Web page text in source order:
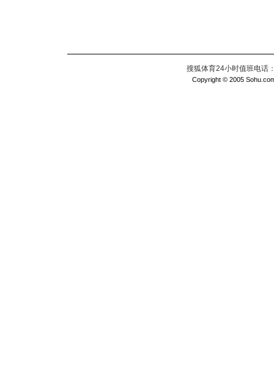
搜狐体育24小时值班电话
Copyright © 2005